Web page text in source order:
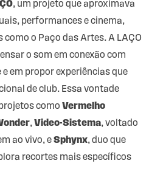
, um projeto que aproximava
performances e cinema,
o Paço das Artes. A LAÇO
o som em conexão com
em propor experiências que
de club. Essa vontade
como Vermelho
,Video-Sistema, voltado
ao vivo, eSphynx, duo que
recortes mais específicos